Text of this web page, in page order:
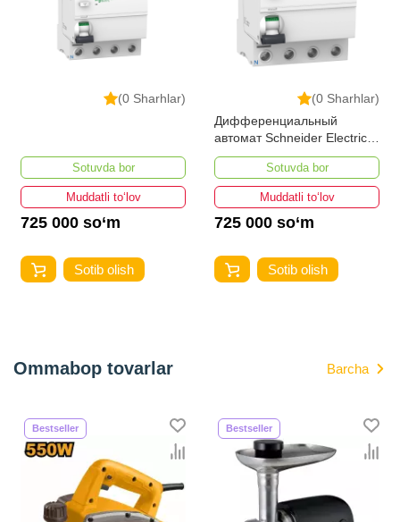
(0 Sharhlar)
Sotuvda bor
Muddatli to‘lov
725 000 so‘m
Sotib olish
(0 Sharhlar)
Дифференциальный
автомат Schneider Electric
A9R41425 Acti 9 УЗО iID 4P
25А 30мАSotuvda bor
Muddatli to‘lov
725 000 so‘m
Sotib olish
Ommabop tovarlar Barcha
Bestseller Bestseller